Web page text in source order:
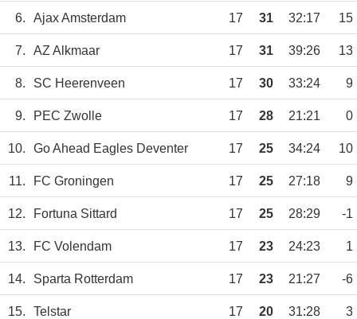
6. Ajax Amsterdam 17 31 32:17 15
7. AZ Alkmaar 17 31 39:26 13
8. SC Heerenveen 17 30 33:24 9
9. PEC Zwolle 17 28 21:21 0
10. Go Ahead Eagles Deventer 17 25 34:24 10
11. FC Groningen 17 25 27:18 9
12. Fortuna Sittard 17 25 28:29 -1
13. FC Volendam 17 23 24:23 1
14. Sparta Rotterdam 17 23 21:27 -6
15. Telstar 17 20 31:28 3